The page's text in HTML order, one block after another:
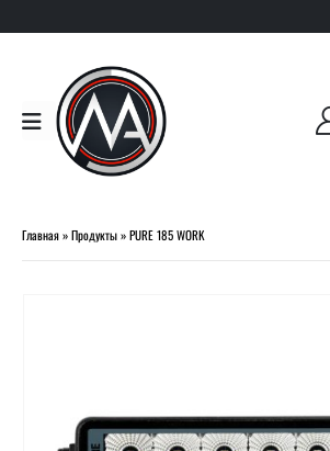
Главная»Продукты»PURE 185 WORK